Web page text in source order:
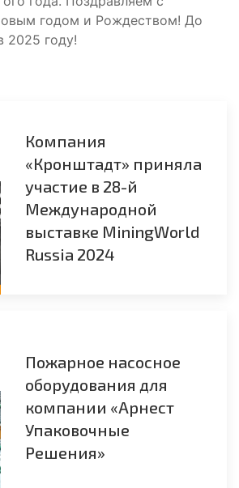
годом и Рождеством! До
2025 году!
Компания
«Кронштадт» приняла
участие в 28-й
Международной
выставке MiningWorld
Russia 2024
Пожарное насосное
оборудования для
компании «Арнест
Упаковочные
Решения»